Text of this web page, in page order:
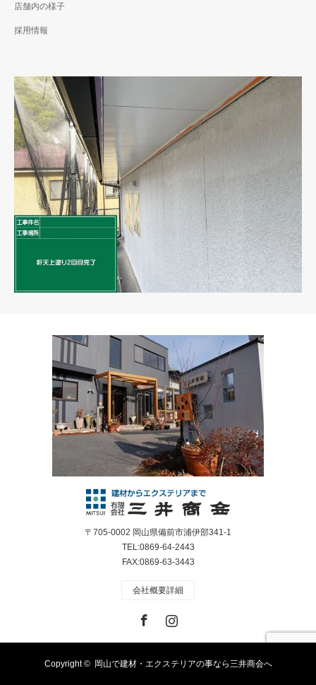
店舗内の様子
採用情報
〒705-0002 岡山県備前市浦伊部341-1
TEL:0869-64-2443
FAX:0869-63-3443
会社概要詳細
Copyright © 岡山で建材・エクステリアの事なら三井商会へ